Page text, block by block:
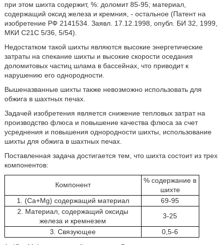
при этом шихта содержит, %: доломит 85-95; материал,
содержащий оксид железа и кремния, - остальное (Патент на
изобретение РФ 2141534. Заявл. 17.12.1998, опубл. БИ 32, 1999,
МКИ С21С 5/36, 5/54).
Недостатком такой шихты являются высокие энергетические
затраты на спекание шихты и высокие скорости оседания
доломитовых частиц шлама в бассейнах, что приводит к
нарушению его однородности.
Вышеназванные шихты также невозможно использовать для
обжига в шахтных печах.
Задачей изобретения является снижение тепловых затрат на
производство флюса и повышение качества флюса за счет
усреднения и повышения однородности шихты, использование
шихты для обжига в шахтных печах.
Поставленная задача достигается тем, что шихта состоит из трех
компонентов:
Компонент
% содержание в
шихте
1. (Ca+Mg) содержащий материал
69-95
2. Материал, содержащий оксиды
железа и кремнезем
3-25
3. Связующее
0,5-6